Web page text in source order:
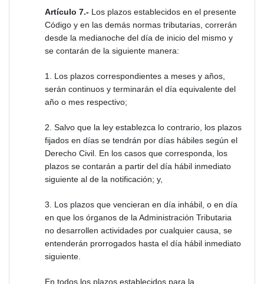
Artículo 7.- Los plazos establecidos en el presente
Código y en las demás normas tributarias, correrán
desde la medianoche del día de inicio del mismo y
se contarán de la siguiente manera:
1. Los plazos correspondientes a meses y años,
serán continuos y terminarán el día equivalente del
año o mes respectivo;
2. Salvo que la ley establezca lo contrario, los plazos
fijados en días se tendrán por días hábiles según el
Derecho Civil. En los casos que corresponda, los
plazos se contarán a partir del día hábil inmediato
siguiente al de la notificación; y,
3. Los plazos que vencieran en día inhábil, o en día
en que los órganos de la Administración Tributaria
no desarrollen actividades por cualquier causa, se
entenderán prorrogados hasta el día hábil inmediato
siguiente.
En todos los plazos establecidos para la